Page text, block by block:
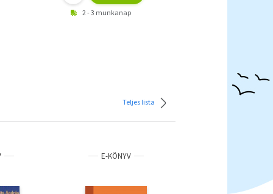
2 - 3 munkanap
Teljes lista
E-KÖNYV